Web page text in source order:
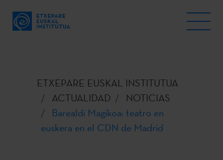
ETXEPARE EUSKAL INSTITUTUA
ACTUALIDAD
NOTICIAS
Barealdi Magikoa: teatro en
euskera en el CDN de Madrid